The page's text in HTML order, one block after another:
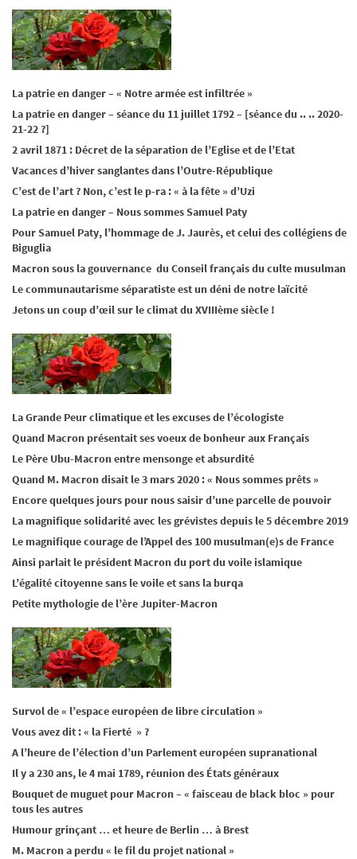
La patrie en danger – « Notre armée est infiltrée »
La patrie en danger – séance du 11 juillet 1792 – [séance du .. .. 2020-
21-22 ?]
2 avril 1871 : Décret de la séparation de l’Eglise et de l’Etat
Vacances d’hiver sanglantes dans l’Outre-République
C’est de l’art ? Non, c’est le p-ra : « à la fête » d’Uzi
La patrie en danger – Nous sommes Samuel Paty
Pour Samuel Paty, l’hommage de J. Jaurès, et celui des collégiens de
Biguglia
Macron sous la gouvernance du Conseil français du culte musulman
Le communautarisme séparatiste est un déni de notre laïcité
Jetons un coup d’œil sur le climat du XVIIIème siècle !
La Grande Peur climatique et les excuses de l’écologiste
Quand Macron présentait ses voeux de bonheur aux Français
Le Père Ubu-Macron entre mensonge et absurdité
Quand M. Macron disait le 3 mars 2020 : « Nous sommes prêts »
Encore quelques jours pour nous saisir d’une parcelle de pouvoir
La magnifique solidarité avec les grévistes depuis le 5 décembre 2019
Le magnifique courage de l’Appel des 100 musulman(e)s de France
Ainsi parlait le président Macron du port du voile islamique
L’égalité citoyenne sans le voile et sans la burqa
Petite mythologie de l’ère Jupiter-Macron
Survol de « l’espace européen de libre circulation »
Vous avez dit : « la Fierté » ?
A l’heure de l’élection d’un Parlement européen supranational
Il y a 230 ans, le 4 mai 1789, réunion des États généraux
Bouquet de muguet pour Macron – « faisceau de black bloc » pour
tous les autres
Humour grinçant … et heure de Berlin … à Brest
M. Macron a perdu « le fil du projet national »